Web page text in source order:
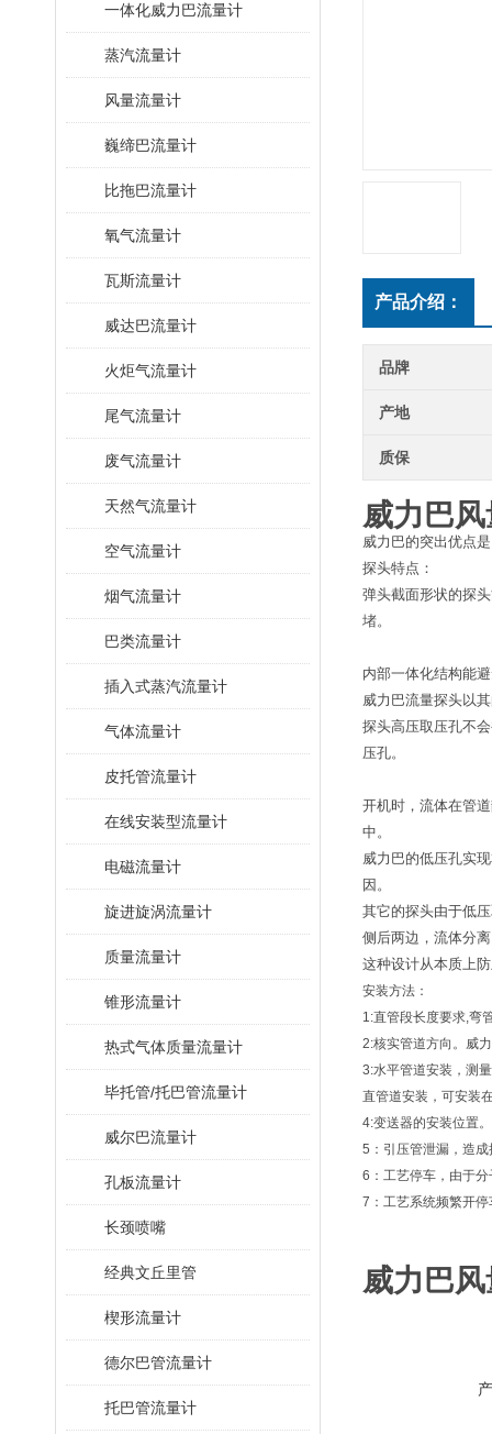
一体化威力巴流量计
蒸汽流量计
风量流量计
巍缔巴流量计
比拖巴流量计
氧气流量计
瓦斯流量计
威达巴流量计
火炬气流量计
尾气流量计
废气流量计
天然气流量计
空气流量计
烟气流量计
巴类流量计
插入式蒸汽流量计
气体流量计
皮托管流量计
在线安装型流量计
电磁流量计
旋进旋涡流量计
质量流量计
锥形流量计
热式气体质量流量计
毕托管/托巴管流量计
威尔巴流量计
孔板流量计
长颈喷嘴
经典文丘里管
楔形流量计
德尔巴管流量计
托巴管流量计
产品介绍：
品牌
产地
质保
威力巴
威力巴的突出优点
探头特点：
弹头截面形状的探
堵。
内部一体化结构能
威力巴流量探头以
探头高压取压孔不
压孔。
开机时，流体在管
中。
威力巴的低压孔实
因。
其它的探头由于低
侧后两边，流体分
这种设计从本质上
安装方法：
1:直管段长度要求,弯
2:核实管道方向。威
3:水平管道安装，测
直管道安装，可安装
4:变送器的安装位置
5：引压管泄漏，造
6：工艺停车，由于
7：工艺系统频繁开
威力巴